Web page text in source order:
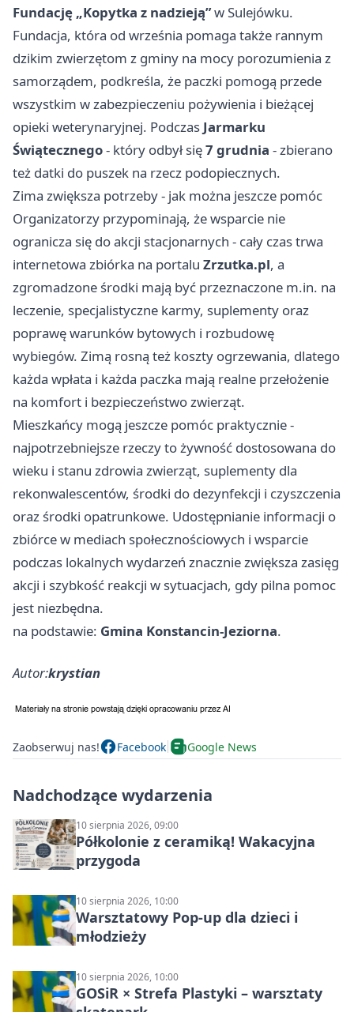
Fundację „Kopytka z nadzieją”w Sulejówku.
Fundacja, która od września pomaga także rannym
dzikim zwierzętom z gminy na mocy porozumienia z
samorządem, podkreśla, że paczki pomogą przede
wszystkim w zabezpieczeniu pożywienia i bieżącej
opieki weterynaryjnej. Podczas Jarmarku
Świątecznego- który odbył się7 grudnia - zbierano
też datki do puszek na rzecz podopiecznych.
Zima zwiększa potrzeby - jak można jeszcze pomóc
Organizatorzy przypominają, że wsparcie nie
ogranicza się do akcji stacjonarnych - cały czas trwa
internetowa zbiórka na portalu Zrzutka.pl, a
zgromadzone środki mają być przeznaczone m.in. na
leczenie, specjalistyczne karmy, suplementy oraz
poprawę warunków bytowych i rozbudowę
wybiegów. Zimą rosną też koszty ogrzewania, dlatego
każda wpłata i każda paczka mają realne przełożenie
na komfort i bezpieczeństwo zwierząt.
Mieszkańcy mogą jeszcze pomóc praktycznie -
najpotrzebniejsze rzeczy to żywność dostosowana do
wieku i stanu zdrowia zwierząt, suplementy dla
rekonwalescentów, środki do dezynfekcji i czyszczenia
oraz środki opatrunkowe. Udostępnianie informacji o
zbiórce w mediach społecznościowych i wsparcie
podczas lokalnych wydarzeń znacznie zwiększa zasięg
akcji i szybkość reakcji w sytuacjach, gdy pilna pomoc
jest niezbędna.
na podstawie: Gmina Konstancin-Jeziorna.
Autor:krystian
Zaobserwuj nas! Facebook Google News
Nadchodzące wydarzenia
10 sierpnia 2026, 09:00
Półkolonie z ceramiką! Wakacyjna
przygoda
10 sierpnia 2026, 10:00
Warsztatowy Pop-up dla dzieci i
młodzieży
10 sierpnia 2026, 10:00
GOSiR × Strefa Plastyki – warsztaty